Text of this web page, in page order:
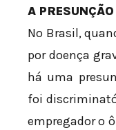
A
No Brasil,
por doença
há uma
foi
empregador o